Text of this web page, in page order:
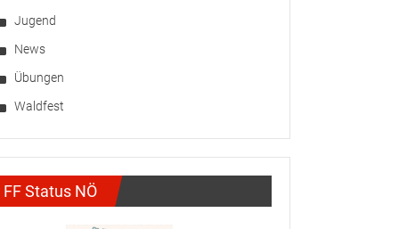
Jugend
News
Übungen
Waldfest
FF Status NÖ